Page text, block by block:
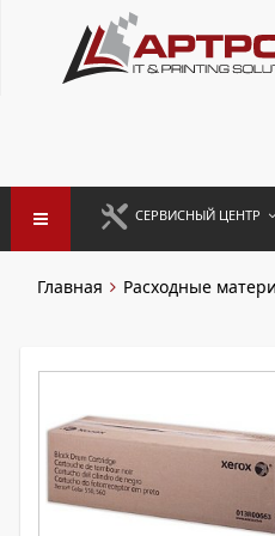
СЕРВИСНЫЙ ЦЕНТР
ПРОФИЛАКТИКА И ТО
РАЗОВЫЕ РЕМОНТЫ
Главная Расходные